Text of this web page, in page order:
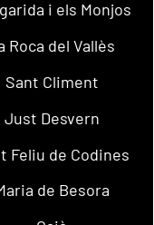
i els Monjos
Roca del Vallès
Sant Climent
Just Desvern
Feliu de Codines
de Besora